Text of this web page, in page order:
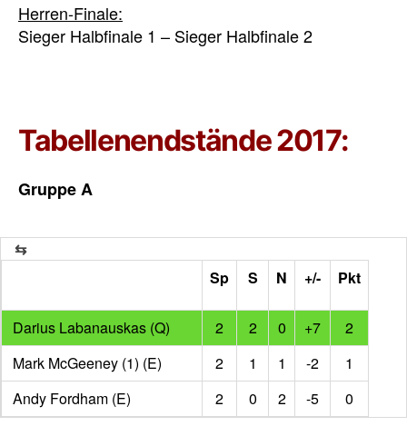
Herren-Finale:
Sieger Halbfinale 1 – Sieger Halbfinale 2
Tabellenendstände 2017:
Gruppe A
Sp S N +/- Pkt
Darius Labanauskas (Q) 2 2 0 +7
2
Mark McGeeney (1) (E)
2 1 1 -2
1
Andy Fordham (E)
2 0 2 -5 0